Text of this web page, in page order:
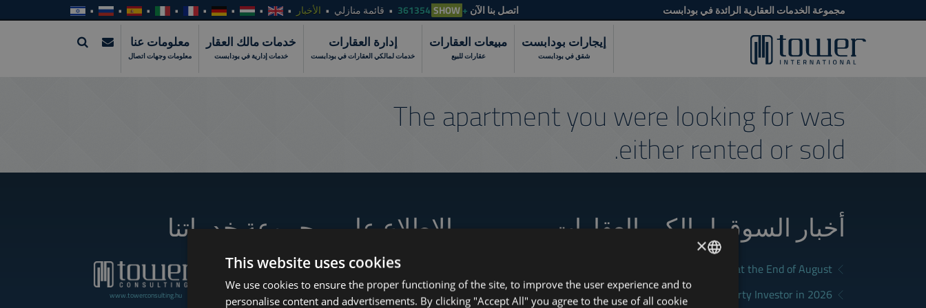
مجموعة الخدمات العقارية الرائدة في بودابست اتصل بنا الآن +361354
SHOW قائمة منازلي الأخبار
إيجارات بودابست
شقق في بودابست
مبيعات العقارات
عقارات للبيع
إدارة العقارات
خدمات لمالكي العقارات في بودابست
خدمات مالك العقار
خدمات إدارية في بودابست
معلومات عنا
معلومات وجهات اتصال
The apartment you were looking for was
either rented or sold.
أخبار السوق لمالكي العقارات
How to Still Find a Good Rental in Budapest at the End of August
Which Budapest District Fits Which Property Investor in 2026?
الاطلاع على مجموعة خدماتنا
www.tower-investments.com
www.towerassistance.com
www.towerconsulting.hu
ENGLISH
HUNGARIAN
×
This website uses cookies
We use cookies to ensure the proper functioning of the site, to improve the user experience and to
personalise content and advertisements. By clicking "Accept All" you agree to the use of all cookie